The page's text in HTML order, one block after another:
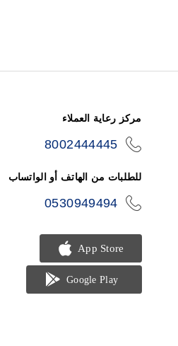
مركز رعاية العملاء
8002444445
للطلبات من الهاتف أو الواتساب
0530949494